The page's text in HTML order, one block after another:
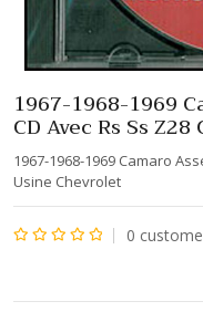
1967-1968-1969
CD Avec Rs Ss
1967-1968-1969 Camaro
Usine Chevrolet
0